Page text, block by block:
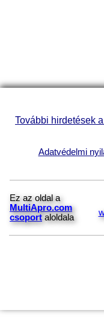
További hirdetések
Adatvédelmi
Ez az oldal a
MultiApro.com
csoport aloldala